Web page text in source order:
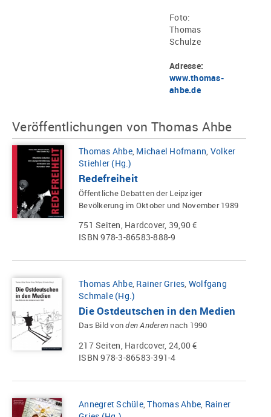
Foto:
Thomas
Schulze
Adresse:
www.thomas-
ahbe.de
Veröffentlichungen von Thomas Ahbe
Thomas Ahbe, Michael Hofmann, Volker
Stiehler (Hg.)
Redefreiheit
Öffentliche Debatten der Leipziger
Bevölkerung im Oktober und November 1989
751 Seiten, Hardcover, 39,90 €
ISBN 978-3-86583-888-9
Thomas Ahbe, Rainer Gries, Wolfgang
Schmale (Hg.)
Die Ostdeutschen in den Medien
Das Bild vonden Anderen nach 1990
217 Seiten, Hardcover, 24,00 €
ISBN 978-3-86583-391-4
Annegret Schüle,Thomas Ahbe, Rainer